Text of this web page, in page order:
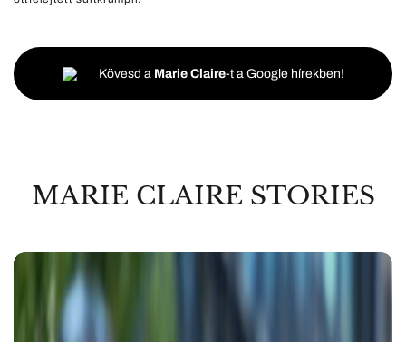
Kövesd a Marie Claire-t a Google hírekben!
MARIE CLAIRE STORIES